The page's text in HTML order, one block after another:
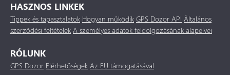
HASZNOS LINKEK
Tippek és tapasztalatok Hogyan működik GPS Dozor API Általános
szerződési feltételek A személyes adatok feldolgozásának alapelvei
RÓLUNK
GPS Dozor Elérhetőségek Az EU támogatásával